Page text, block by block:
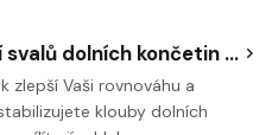
Posílení svalů dolních končetin a stabilizace ve stoji na BOSU
zlepší Vaši rovnováhu a
klouby dolních